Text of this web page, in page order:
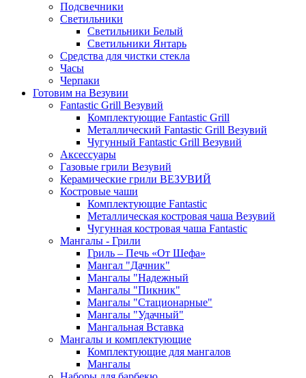
Подсвечники
Светильники
Светильники Белый
Светильники Янтарь
Средства для чистки стекла
Часы
Черпаки
Готовим на Везувии
Fantastic Grill Везувий
Комплектующие Fantastic Grill
Металлический Fantastic Grill Везувий
Чугунный Fantastic Grill Везувий
Аксессуары
Газовые грили Везувий
Керамические грили ВЕЗУВИЙ
Костровые чаши
Комплектующие Fantastic
Металлическая костровая чаша Везувий
Чугунная костровая чаша Fantastic
Мангалы - Грили
Гриль – Печь «От Шефа»
Мангал "Дачник"
Мангалы "Надежный
Мангалы "Пикник"
Мангалы "Стационарные"
Мангалы "Удачный"
Мангальная Вставка
Мангалы и комплектующие
Комплектующие для мангалов
Мангалы